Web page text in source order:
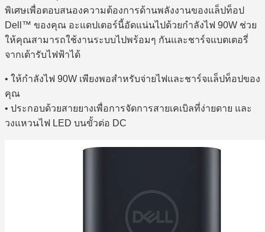
พิเศษเพื่อตอบสนองความต้องการด้านพลังงานของแล็ปท็อป
Dell™ ของคุณ อะแดปเตอร์นี้อัดแน่นไปด้วยกำลังไฟ 90W ช่วย
ให้คุณสามารถใช้งานระบบไปพร้อมๆ กันและชาร์จแบตเตอรี่
จากเต้ารับไฟฟ้าได้
• ให้กำลังไฟ 90W เพียงพอสำหรับจ่ายไฟและชาร์จแล็ปท็อปของ
คุณ
• ประกอบด้วยสายยางเพื่อการจัดการสายเคเบิลที่ง่ายดาย และ
วงแหวนไฟ LED บนขั้วต่อ DC